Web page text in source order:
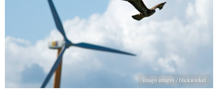
imago images / blickwinkel